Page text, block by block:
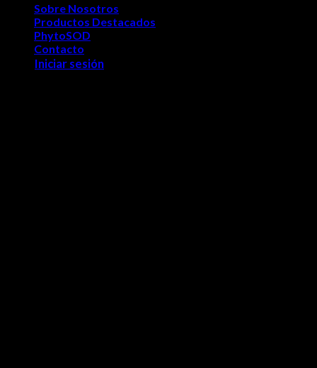
Sobre Nosotros
Productos Destacados
PhytoSOD
Contacto
Iniciar sesión